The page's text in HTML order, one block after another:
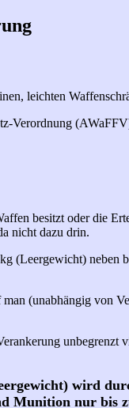
leichten
Verordnung
besitzt oder die
nicht dazu drin.
(Leergewicht)
(unabhängig von
wird
Munition nur bis